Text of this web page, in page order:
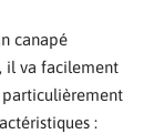
canapé
il va facilement
particulièrement
: